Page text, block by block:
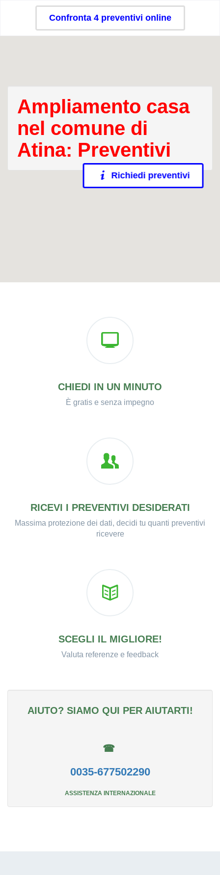
Confronta 4 preventivi online
Ampliamento casa
nel comune di
Atina: Preventivi
Richiedi preventivi
CHIEDI IN UN MINUTO
È gratis e senza impegno
RICEVI I PREVENTIVI DESIDERATI
Massima protezione dei dati, decidi tu quanti preventivi
ricevere
SCEGLI IL MIGLIORE!
Valuta referenze e feedback
AIUTO? SIAMO QUI PER AIUTARTI!
☎
0035-677502290
ASSISTENZA INTERNAZIONALE